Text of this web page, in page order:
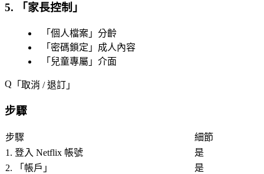
5. 「 家長控制 」
「 個人檔案 」分齡
「 密碼鎖定 」成人內容
「 兒童專屬 」介面
「 取消 / 退訂 」
步驟
步驟
細節
1. 登入 Netflix 帳號
是
2. 「 帳戶 」
是